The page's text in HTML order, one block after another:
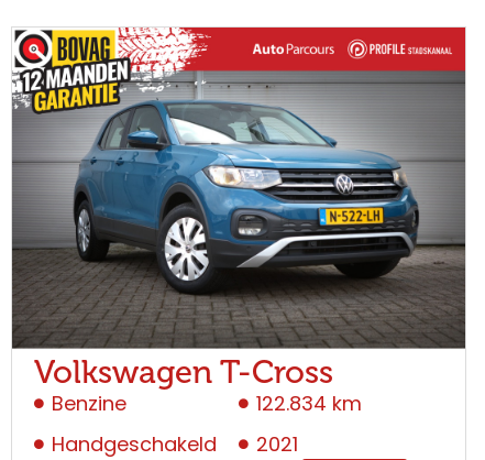
Volkswagen T-Cross
Benzine
Handgeschakeld
122.834 km
2021